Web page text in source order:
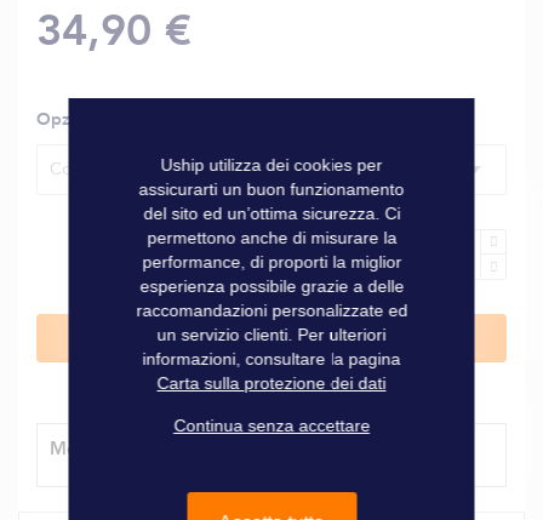
34,90 €
Opzioni
Coperchio + guarnizione di ricambio
Aggiungi al Carrello
Modalità di consegna
Uship utilizza dei cookies per
assicurarti un buon funzionamento
del sito ed un’ottima sicurezza. Ci
permettono anche di misurare la
performance, di proporti la miglior
esperienza possibile grazie a delle
raccomandazioni personalizzate ed
un servizio clienti. Per ulteriori
informazioni, consultare la pagina
Carta sulla protezione dei dati
Continua senza accettare